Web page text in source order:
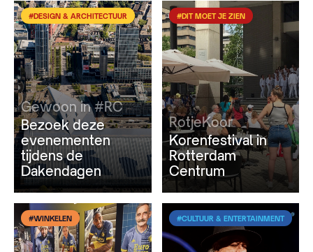
#DESIGN & ARCHITECTUUR
Gewoon in #RC
Bezoek deze
evenementen
tijdens de
Dakendagen
#DIT MOET JE ZIEN
RotjeKoor
Korenfestival in
Rotterdam
Centrum
#WINKELEN #CULTUUR & ENTERTAINMENT